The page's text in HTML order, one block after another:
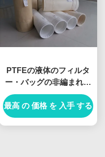
PTFEの液体のフィルタ
ー・バッグの非編まれた
マイクロ反アルカリ反酸
性
最高 の 価格 を 入手 する